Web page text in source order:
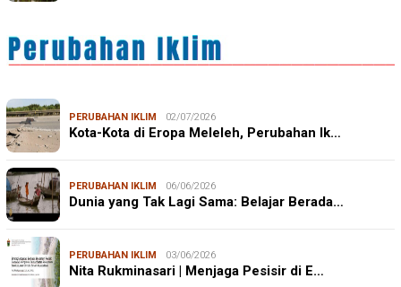
PERUBAHAN IKLIM 02/07/2026
Kota-Kota di Eropa Meleleh, Perubahan Ik…
PERUBAHAN IKLIM 06/06/2026
Dunia yang Tak Lagi Sama: Belajar Berada…
PERUBAHAN IKLIM 03/06/2026
Nita Rukminasari | Menjaga Pesisir di E…